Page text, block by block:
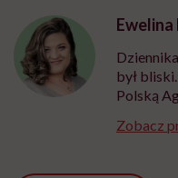
był
Polską
Zobacz